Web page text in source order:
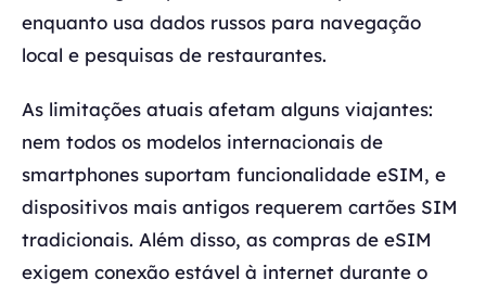
enquanto usa dados russos para navegação
local e pesquisas de restaurantes.
As limitações atuais afetam alguns viajantes:
nem todos os modelos internacionais de
smartphones suportam funcionalidade eSIM, e
dispositivos mais antigos requerem cartões SIM
tradicionais. Além disso, as compras de eSIM
exigem conexão estável à internet durante o